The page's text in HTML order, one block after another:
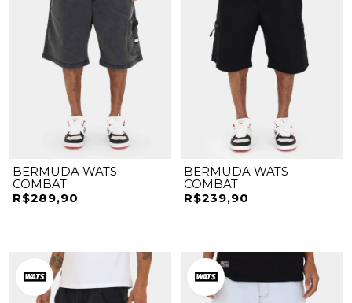
BERMUDA WATS
COMBAT
R$289,90
BERMUDA WATS
COMBAT
R$239,90